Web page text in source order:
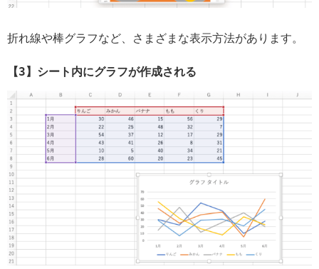
折れ線や棒グラフなど、さまざまな表示方法があります。
【3】シート内にグラフが作成される